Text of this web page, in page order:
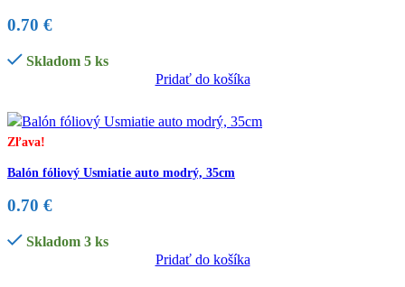
0.70 €
Skladom 5 ks
Pridať do košíka
Zľava!
Balón fóliový Usmiatie auto modrý, 35cm
0.70 €
Skladom 3 ks
Pridať do košíka